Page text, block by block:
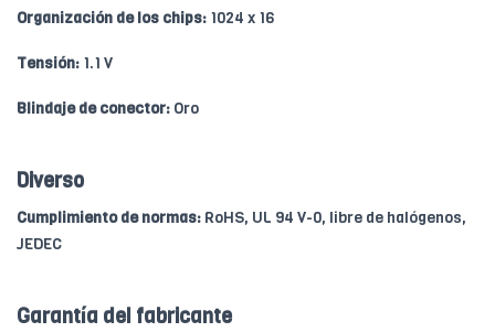
Organización de los chips: 1024 x 16
Tensión: 1.1 V
Blindaje de conector: Oro
Diverso
Cumplimiento de normas: RoHS, UL 94 V-0, libre de halógenos,
JEDEC
Garantía del fabricante